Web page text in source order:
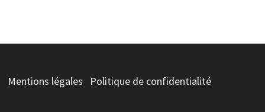
Mentions légales Politique de confidentialité